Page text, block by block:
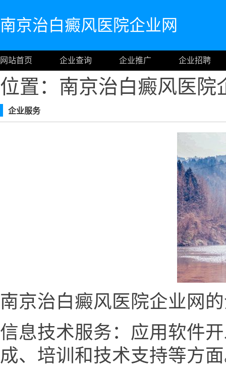
南京治白癜风医院企业网
网站首页 企业查询 企业推广 企业招聘
位置：南京治白癜风医院
企业服务
南京治白癜风医院企业网
信息技术服务：应用软件
成、培训和技术支持等方